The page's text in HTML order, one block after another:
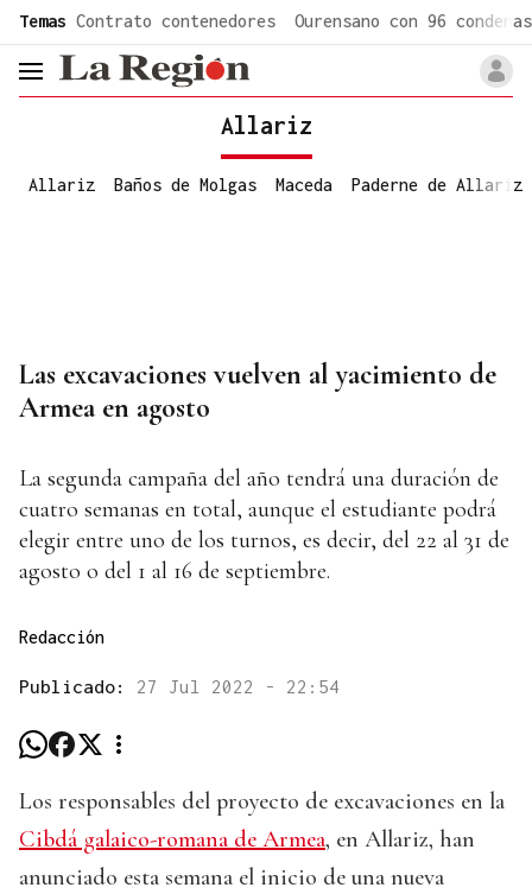
Temas Contrato contenedores Ourensano con 96 condenas
header.menu.open
Allariz
Allariz Baños de Molgas Maceda Paderne de Allariz
Las excavaciones vuelven al yacimiento de
Armea en agosto
La segunda campaña del año tendrá una duración de
cuatro semanas en total, aunque el estudiante podrá
elegir entre uno de los turnos, es decir, del 22 al 31 de
agosto o del 1 al 16 de septiembre.
Redacción
Publicado: 27 Jul 2022 - 22:54
Los responsables del proyecto de excavaciones en la
Cibdá galaico-romana de Armea, en Allariz, han
anunciado esta semana el inicio de una nueva